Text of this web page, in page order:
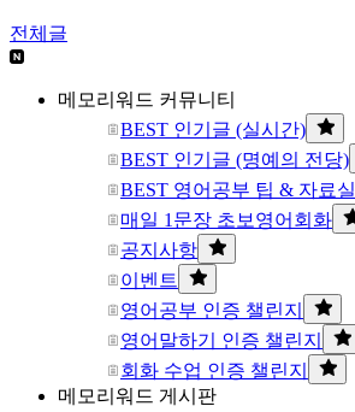
전체글
메모리워드 커뮤니티
BEST 인기글 (실시간)
BEST 인기글 (명예의 전당)
BEST 영어공부 팁 & 자료실
매일 1문장 초보영어회화
공지사항
이벤트
영어공부 인증 챌린지
영어말하기 인증 챌린지
회화 수업 인증 챌린지
메모리워드 게시판